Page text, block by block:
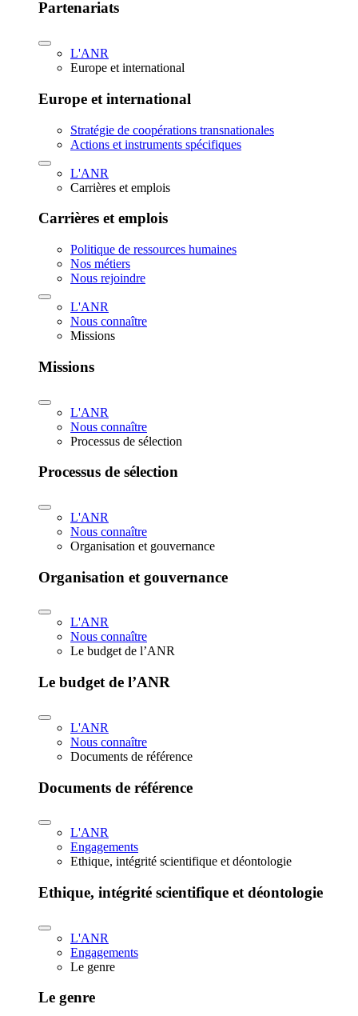
Partenariats
L'ANR
Europe et international
Europe et international
Stratégie de coopérations transnationales
Actions et instruments spécifiques
L'ANR
Carrières et emplois
Carrières et emplois
Politique de ressources humaines
Nos métiers
Nous rejoindre
L'ANR
Nous connaître
Missions
Missions
L'ANR
Nous connaître
Processus de sélection
Processus de sélection
L'ANR
Nous connaître
Organisation et gouvernance
Organisation et gouvernance
L'ANR
Nous connaître
Le budget de l’ANR
Le budget de l’ANR
L'ANR
Nous connaître
Documents de référence
Documents de référence
L'ANR
Engagements
Ethique, intégrité scientifique et déontologie
Ethique, intégrité scientifique et déontologie
L'ANR
Engagements
Le genre
Le genre